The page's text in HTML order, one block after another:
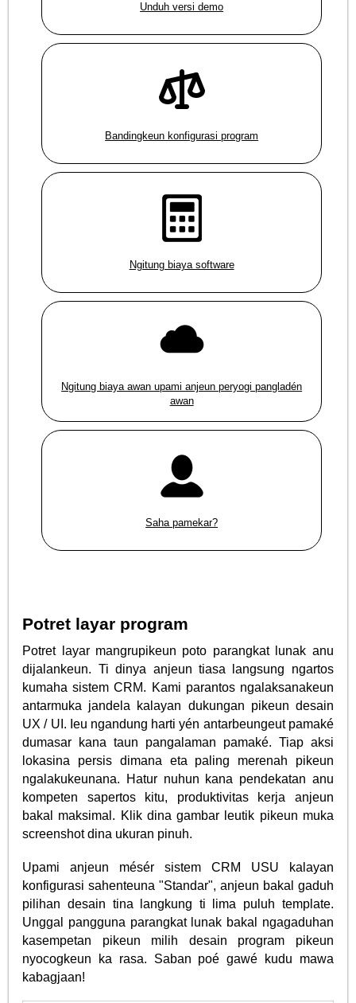
Unduh versi demo
Bandingkeun konfigurasi program
Ngitung biaya software
Ngitung biaya awan upami anjeun peryogi pangladén
awan
Saha pamekar?
Potret layar program
Potret layar mangrupikeun poto parangkat lunak anu
dijalankeun. Ti dinya anjeun tiasa langsung ngartos
kumaha sistem CRM. Kami parantos ngalaksanakeun
antarmuka jandela kalayan dukungan pikeun desain
UX / UI. Ieu ngandung harti yén antarbeungeut pamaké
dumasar kana taun pangalaman pamaké. Tiap aksi
lokasina persis dimana eta paling merenah pikeun
ngalakukeunana. Hatur nuhun kana pendekatan anu
kompeten sapertos kitu, produktivitas kerja anjeun
bakal maksimal. Klik dina gambar leutik pikeun muka
screenshot dina ukuran pinuh.
Upami anjeun mésér sistem CRM USU kalayan
konfigurasi sahenteuna "Standar", anjeun bakal gaduh
pilihan desain tina langkung ti lima puluh template.
Unggal pangguna parangkat lunak bakal ngagaduhan
kasempetan pikeun milih desain program pikeun
nyocogkeun ka rasa. Saban poé gawé kudu mawa
kabagjaan!